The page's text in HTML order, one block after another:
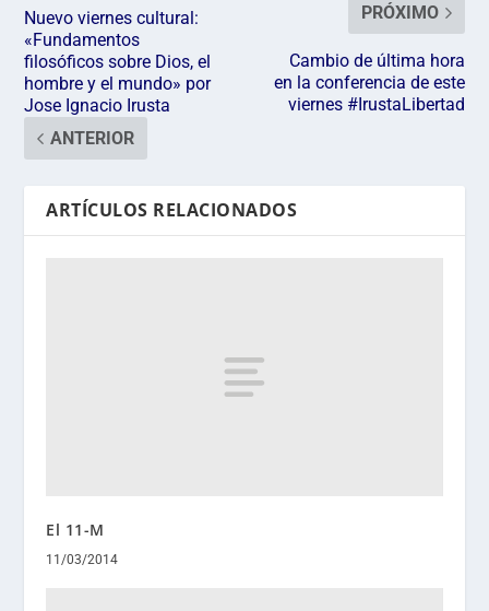
Nuevo viernes cultural:
«Fundamentos
filosóficos sobre Dios, el
hombre y el mundo» por
Jose Ignacio Irusta
ANTERIOR
PRÓXIMO
Cambio de última hora
en la conferencia de este
viernes #IrustaLibertad
ARTÍCULOS RELACIONADOS
El 11-M
11/03/2014